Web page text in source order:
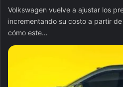
Volkswagen vuelve a ajustar los
incrementando su costo a partir
cómo este…